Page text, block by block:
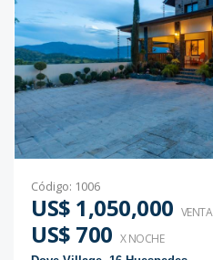
Código: 1006
US$ 1,050,000 VENTA
US$ 700 X NOCHE